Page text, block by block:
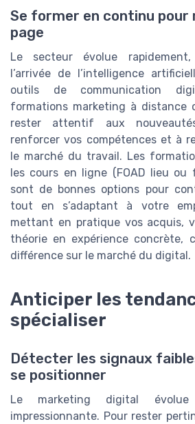
Se former en continu pour
page
Le secteur évolue
l’arrivée de l’intelligence
outils de communication
formations marketing à distance
rester attentif aux
renforcer vos compétences et à
le marché du travail. Les
les cours en ligne (FOAD lieu ou
sont de bonnes options pour
tout en s’adaptant à votre
mettant en pratique vos acquis,
théorie en expérience
différence sur le marché du digital.
Anticiper les
spécialiser
Détecter les signaux
se positionner
Le marketing digital
impressionnante. Pour rester